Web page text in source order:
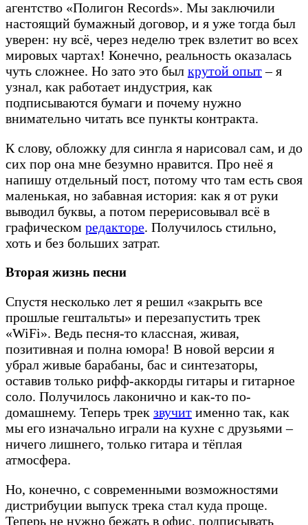
агентство «Полигон Records». Мы заключили
настоящий бумажный договор, и я уже тогда был
уверен: ну всё, через неделю трек взлетит во всех
мировых чартах! Конечно, реальность оказалась
чуть сложнее. Но зато это был крутой опыт– я
узнал, как работает индустрия, как
подписываются бумаги и почему нужно
внимательно читать все пункты контракта.
К слову, обложку для сингла я нарисовал сам, и до
сих пор она мне безумно нравится. Про неё я
напишу отдельный пост, потому что там есть своя
маленькая, но забавная история: как я от руки
выводил буквы, а потом перерисовывал всё в
графическом редакторе. Получилось стильно,
хоть и без больших затрат.
Вторая жизнь песни
Спустя несколько лет я решил «закрыть все
прошлые гештальты» и перезапустить трек
«WiFi». Ведь песня-то классная, живая,
позитивная и полна юмора! В новой версии я
убрал живые барабаны, бас и синтезаторы,
оставив только рифф-аккорды гитары и гитарное
соло. Получилось лаконично и как-то по-
домашнему. Теперь трек звучит именно так, как
мы его изначально играли на кухне с друзьями –
ничего лишнего, только гитара и тёплая
атмосфера.
Но, конечно, с современными возможностями
дистрибуции выпуск трека стал куда проще.
Теперь не нужно бежать в офис, подписывать